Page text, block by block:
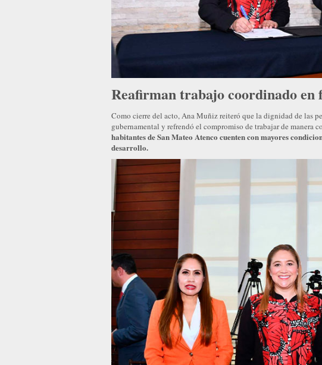
Reafirman trabajo coordinado en
Como cierre del acto, Ana Muñiz reiteró que la dignidad de las
gubernamental y refrendó el compromiso de trabajar de manera
habitantes de San Mateo Atenco cuenten con mayores
desarrollo.